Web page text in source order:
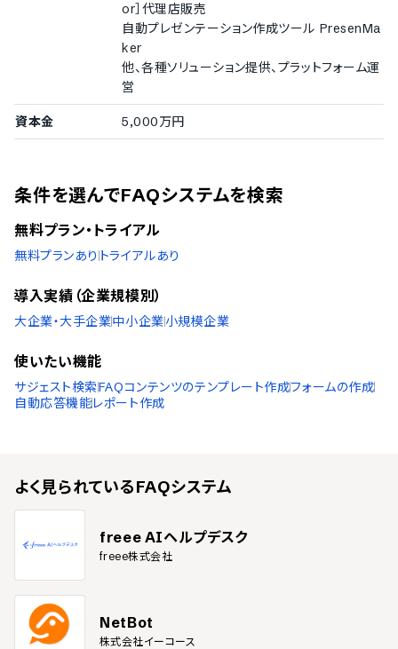
or］代理店販売
自動プレゼンテーション作成ツール PresenMa
ker
他、各種ソリューション提供、プラットフォーム運
営
資本金 5,000万円
条件を選んでFAQシステムを検索
無料プラン・トライアル
無料プランあり トライアルあり
導入実績（企業規模別）
大企業・大手企業中小企業小規模企業
使いたい機能
サジェスト検索FAQコンテンツのテンプレート作成フォームの作成
自動応答機能レポート作成
よく見られているFAQシステム
freee AIヘルプデスク
freee株式会社
NetBot
株式会社イーコース